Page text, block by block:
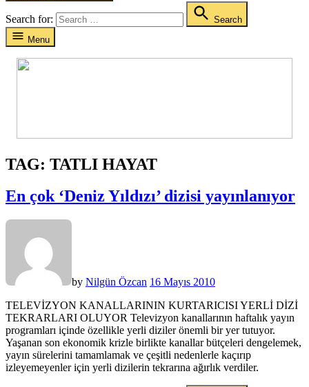
Search for:
Search
Menu
TAG: TATLI HAYAT
En çok ‘Deniz Yıldızı’ dizisi yayınlanıyor
by Nilgün Özcan 16 Mayıs 2010
TELEVİZYON KANALLARININ KURTARICISI YERLİ DİZİ
TEKRARLARI OLUYOR Televizyon kanallarının haftalık yayın
programları içinde özellikle yerli diziler önemli bir yer tutuyor.
Yaşanan son ekonomik krizle birlikte kanallar bütçeleri dengelemek,
yayın sürelerini tamamlamak ve çeşitli nedenlerle kaçırıp
izleyemeyenler için yerli dizilerin tekrarına ağırlık verdiler.